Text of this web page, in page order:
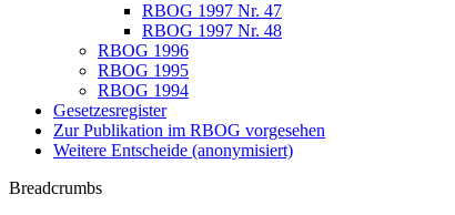
RBOG 1997 Nr. 47
RBOG 1997 Nr. 48
RBOG 1996
RBOG 1995
RBOG 1994
Gesetzesregister
Zur Publikation im RBOG vorgesehen
Weitere Entscheide (anonymisiert)
Breadcrumbs